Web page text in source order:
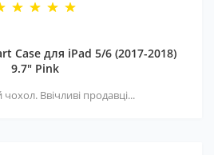
Case для iPad 5/6 (2017-2018)
9.7" Pink
Ввічливі продавці...